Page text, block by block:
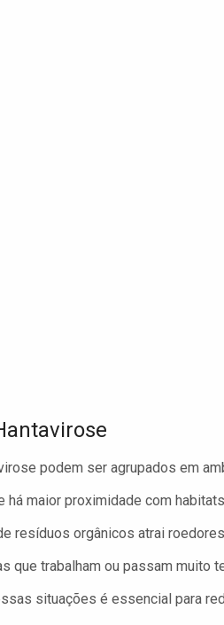
podem ser agrupados em
há maior proximidade com
resíduos orgânicos atrai
que trabalham ou passam muito
situações é essencial para